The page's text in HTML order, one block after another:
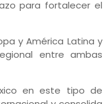
para fortalecer el
y América Latina y
entre ambas
en este tipo de